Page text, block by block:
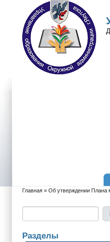
Перейти к основному содержанию
Skip to search
Вы здесь
Главная » Об утверждении Плана
Разделы